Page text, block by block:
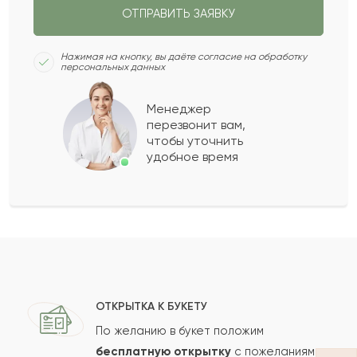
С
2021-06-30
Сако
Купил девушке очень довольна Прекрасный
букет
Семен
ОТПРАВИТЬ ЗАЯВКУ
Нажимая на кнопку, вы даёте согласие на обработку
персональных данных
Менеджер
перезвонит вам,
чтобы уточнить
удобное время
ОТКРЫТКА К БУКЕТУ
По желанию в букет положим
бесплатную открытку с пожеланиями